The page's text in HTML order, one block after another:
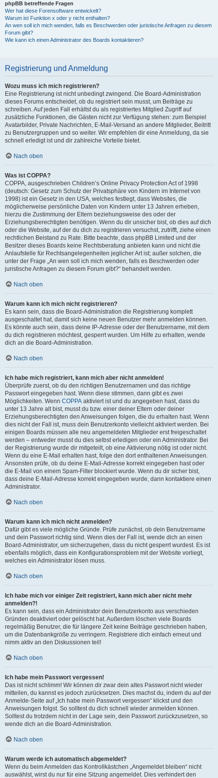
phpBB betreffende Fragen
Wer hat diese Forensoftware entwickelt?
Warum ist Funktion x oder y nicht enthalten?
An wen soll ich mich wenden, falls es Beschwerden oder juristische Anfragen zu diesem
Forum gibt?
Wie kann ich einen Administrator des Boards kontaktieren?
Registrierung und Anmeldung
Wozu muss ich mich registrieren?
Eine Registrierung ist nicht unbedingt zwingend. Die Board-Administration
dieses Forums entscheidet, ob du registriert sein musst, um Beiträge zu
schreiben. Auf jeden Fall erhältst du als registriertes Mitglied Zugriff auf
zusätzliche Funktionen, die Gästen nicht zur Verfügung stehen: zum Beispiel
Avatarbilder, Private Nachrichten, E-Mail-Versand an andere Mitglieder, Beitritt
zu Benutzergruppen und so weiter. Wir empfehlen dir eine Anmeldung, da sie
schnell erledigt ist und dir zahlreiche Vorteile bietet.
Nach oben
Was ist COPPA?
COPPA, ausgeschrieben Children’s Online Privacy Protection Act of 1998
(deutsch: Gesetz zum Schutz der Privatsphäre von Kindern im Internet von
1998) ist ein Gesetz in den USA, welches festlegt, dass Websites, die
möglicherweise persönliche Daten von Kindern unter 13 Jahren erheben,
hierzu die Zustimmung der Eltern beziehungsweise des oder der
Erziehungsberechtigten benötigen. Wenn du dir unsicher bist, ob dies auf dich
oder die Website, auf der du dich zu registrieren versuchst, zutrifft, ziehe einen
rechtlichen Beistand zu Rate. Bitte beachte, dass phpBB Limited und der
Besitzer dieses Boards keine Rechtsberatung anbieten kann und nicht die
Anlaufstelle für Rechtsangelegenheiten jeglicher Art ist; außer solchen, die
unter der Frage „An wen soll ich mich wenden, falls es Beschwerden oder
juristische Anfragen zu diesem Forum gibt?“ behandelt werden.
Nach oben
Warum kann ich mich nicht registrieren?
Es kann sein, dass die Board-Administration die Registrierung komplett
ausgeschaltet hat, damit sich keine neuen Benutzer mehr anmelden können.
Es könnte auch sein, dass deine IP-Adresse oder der Benutzername, mit dem
du dich registrieren möchtest, gesperrt wurden. Um Hilfe zu erhalten, wende
dich an die Board-Administration.
Nach oben
Ich habe mich registriert, kann mich aber nicht anmelden!
Überprüfe zuerst, ob du den richtigen Benutzernamen und das richtige
Passwort eingegeben hast. Wenn diese stimmen, dann gibt es zwei
Möglichkeiten. Wenn COPPA aktiviert ist und du angegeben hast, dass du
unter 13 Jahre alt bist, musst du bzw. einer deiner Eltern oder deiner
Erziehungsberechtigten den Anweisungen folgen, die du erhalten hast. Wenn
dies nicht der Fall ist, muss dein Benutzerkonto vielleicht aktiviert werden. Bei
einigen Boards müssen alle neu angemeldeten Mitglieder erst freigeschaltet
werden – entweder musst du dies selbst erledigen oder ein Administrator. Bei
der Registrierung wurde dir mitgeteilt, ob eine Aktivierung nötig ist oder nicht.
Wenn du eine E-Mail erhalten hast, folge den dort enthaltenen Anweisungen.
Ansonsten prüfe, ob du deine E-Mail-Adresse korrekt eingegeben hast oder
die E-Mail von einem Spam-Filter blockiert wurde. Wenn du dir sicher bist,
dass deine E-Mail-Adresse korrekt eingegeben wurde, dann kontaktiere einen
Administrator.
Nach oben
Warum kann ich mich nicht anmelden?
Dafür gibt es viele mögliche Gründe. Prüfe zunächst, ob dein Benutzername
und dein Passwort richtig sind. Wenn dies der Fall ist, wende dich an einen
Board-Administrator, um sicherzugehen, dass du nicht gesperrt wurdest. Es ist
ebenfalls möglich, dass ein Konfigurationsproblem mit der Website vorliegt,
welches ein Administrator lösen muss.
Nach oben
Ich habe mich vor einiger Zeit registriert, kann mich aber nicht mehr
anmelden?!
Es kann sein, dass ein Administrator dein Benutzerkonto aus verschieden
Gründen deaktiviert oder gelöscht hat. Außerdem löschen viele Boards
regelmäßig Benutzer, die für längere Zeit keine Beiträge geschrieben haben,
um die Datenbankgröße zu verringern. Registriere dich einfach erneut und
nimm aktiv an den Diskussionen teil!
Nach oben
Ich habe mein Passwort vergessen!
Das ist nicht schlimm! Wir können dir zwar dein altes Passwort nicht wieder
mitteilen, du kannst es jedoch zurücksetzen. Dies machst du, indem du auf der
Anmelde-Seite auf „Ich habe mein Passwort vergessen“ klickst und den
Anweisungen folgst. So solltest du dich schnell wieder anmelden können.
Solltest du trotzdem nicht in der Lage sein, dein Passwort zurückzusetzen, so
wende dich an die Board-Administration.
Nach oben
Warum werde ich automatisch abgemeldet?
Wenn du beim Anmelden das Kontrollkästchen „Angemeldet bleiben“ nicht
auswählst, wirst du nur für eine Sitzung angemeldet. Dies verhindert den